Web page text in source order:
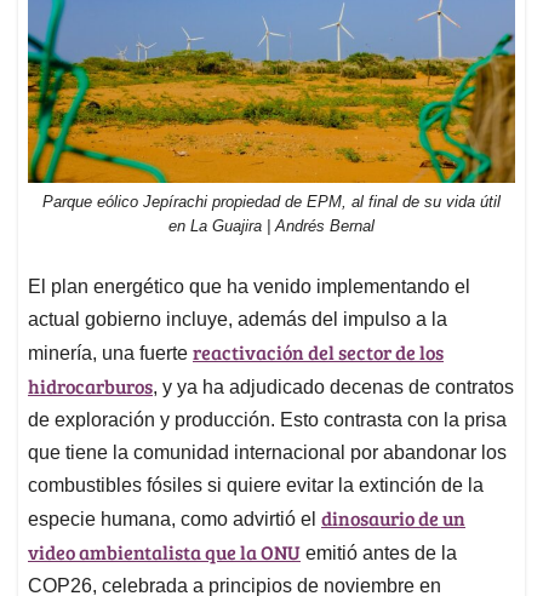
Parque eólico Jepírachi propiedad de EPM, al final de su vida útil
en La Guajira | Andrés Bernal
El plan energético que ha venido implementando el
actual gobierno incluye, además del impulso a la
minería, una fuerte reactivación del sector de los
hidrocarburos, y ya ha adjudicado decenas de contratos
de exploración y producción. Esto contrasta con la prisa
que tiene la comunidad internacional por abandonar los
combustibles fósiles si quiere evitar la extinción de la
especie humana, como advirtió el dinosaurio de un
video ambientalista que la ONU emitió antes de la
COP26, celebrada a principios de noviembre en